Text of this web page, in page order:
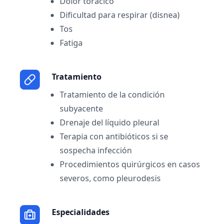
Dificultad para respirar (disnea)
Tos
Fatiga
Tratamiento
Tratamiento de la condición
subyacente
Drenaje del líquido pleural
Terapia con antibióticos si se
sospecha infección
Procedimientos quirúrgicos en casos
severos, como pleurodesis
Especialidades